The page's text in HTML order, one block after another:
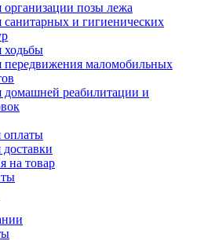
позы лежа
и гигиенических
ходьбы
передвижения маломобильных
домашней реабилитации и
оплаты
на товар